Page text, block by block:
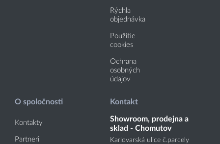
Rýchla
objednávka
Použitie
cookies
Ochrana
osobných
údajov
O spoločnosti
Kontakty
Partneri
Kontakt
Showroom, prodejna a
sklad - Chomutov
Karlovarská ulice č.parcely